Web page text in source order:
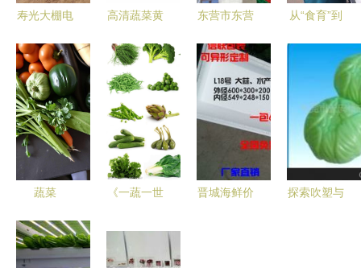
寿光大棚电
销 潍坊云
意信息科技
助力现代蔬
菜种植智慧
升级
高清蔬菜黄
GBEWTFE
纯素烹饪的
艺术与科学
东营市东营
厂日产25-
30吨，全力
保障市
民“菜篮子”
从“食育”到
日本中小学
的营养午餐
之旅
蔬菜
《一蔬一世
色的生命馈
赠》
晋城海鲜价
探索吹塑与